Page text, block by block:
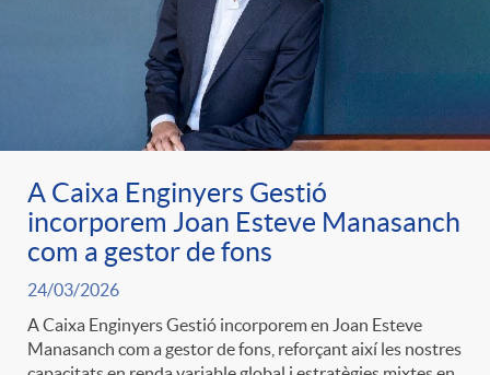
A Caixa Enginyers Gestió
incorporem Joan Esteve Manasanch
com a gestor de fons
24/03/2026
A Caixa Enginyers Gestió incorporem en Joan Esteve
Manasanch com a gestor de fons, reforçant així les nostres